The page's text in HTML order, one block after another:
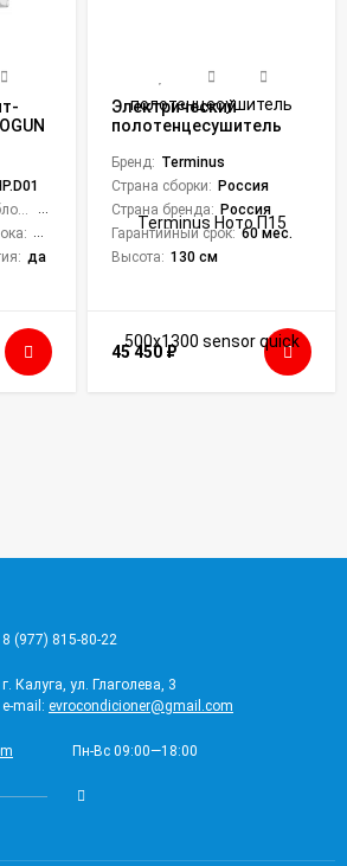
Модель внутреннего блока:
RAC-I-SG30HP.D01/S
RAC-I-SG30HP.D01/U
да
Электрический
полотенцесушитель
500х1300 sensor quick
touch
Бренд: Terminus
Страна сборки: Россия
Страна бренда: Россия
Гарантийный срок: 60 мес.
Высота: 130 см
45 450₽
8 (977) 815-80-22
г. Калуга, ул. Глаголева, 3
e-mail: evrocondicioner@gmail.com
Пн-Вс 09:00—18:00